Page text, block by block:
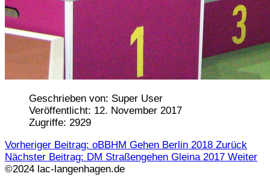
Geschrieben von: Super User
Veröffentlicht: 12. November 2017
Zugriffe: 2929
Vorheriger Beitrag: oBBHM Gehen Berlin 2018 Zurück
Nächster Beitrag: DM Straßengehen Gleina 2017 Weiter
©2024 lac-langenhagen.de